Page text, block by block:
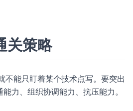
关策略
不能只盯着某个技术点写。要突出
力、组织协调能力、抗压能力。